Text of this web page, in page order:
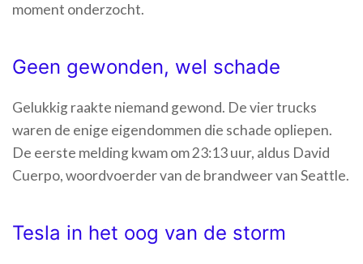
moment onderzocht.
Geen gewonden, wel schade
Gelukkig raakte niemand gewond. De vier trucks
waren de enige eigendommen die schade opliepen.
De eerste melding kwam om 23:13 uur, aldus David
Cuerpo, woordvoerder van de brandweer van Seattle.
Tesla in het oog van de storm